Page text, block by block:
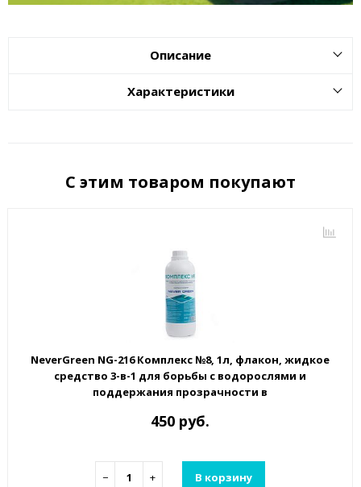
Описание
Характеристики
С этим товаром покупают
NeverGreen NG-216 Комплекс №8, 1л, флакон, жидкое
средство 3-в-1 для борьбы с водорослями и
поддержания прозрачности в
450 руб.
− + В корзину